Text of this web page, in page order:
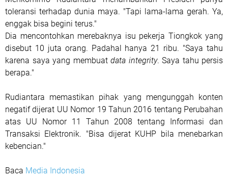
toleransi terhadap dunia maya. "Tapi lama-lama gerah. Ya,
enggak bisa begini terus."
Dia mencontohkan merebaknya isu pekerja Tiongkok yang
disebut 10 juta orang. Padahal hanya 21 ribu. "Saya tahu
karena saya yang membuat data integrity. Saya tahu persis
berapa."
Rudiantara memastikan pihak yang mengunggah konten
negatif dijerat UU Nomor 19 Tahun 2016 tentang Perubahan
atas UU Nomor 11 Tahun 2008 tentang Informasi dan
Transaksi Elektronik. "Bisa dijerat KUHP bila menebarkan
kebencian."
Baca Media Indonesia